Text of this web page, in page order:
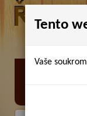
Tento
Vaše